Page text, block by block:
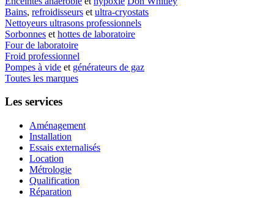
Bains, refroidisseurs et ultra-cryostats
Nettoyeurs ultrasons professionnels
Sorbonnes et hottes de laboratoire
Four de laboratoire
Froid professionnel
Pompes à vide et générateurs de gaz
Toutes les marques
Les services
Aménagement
Installation
Essais externalisés
Location
Métrologie
Qualification
Réparation